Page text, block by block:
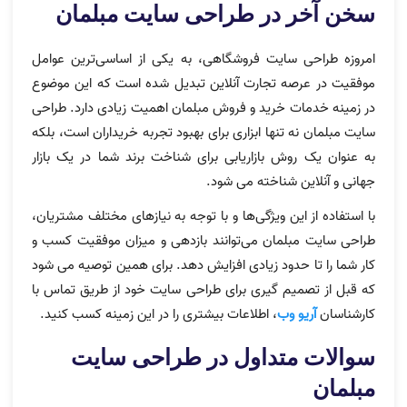
سخن آخر در طراحی سایت مبلمان
امروزه طراحی سایت فروشگاهی، به یکی از اساسی‌ترین عوامل
موفقیت در عرصه تجارت آنلاین تبدیل شده است که این موضوع
در زمینه خدمات خرید و فروش مبلمان اهمیت زیادی دارد. طراحی
سایت مبلمان نه تنها ابزاری برای بهبود تجربه خریداران است، بلکه
به عنوان یک روش بازاریابی برای شناخت برند شما در یک بازار
جهانی و آنلاین شناخته می شود.
با استفاده از این ویژگی‌ها و با توجه به نیازهای مختلف مشتریان،
طراحی سایت مبلمان می‌توانند بازدهی و میزان موفقیت کسب و
کار شما را تا حدود زیادی افزایش دهد. برای همین توصیه می شود
که قبل از تصمیم گیری برای طراحی سایت خود از طریق تماس با
کارشناسانآریو وب، اطلاعات بیشتری را در این زمینه کسب کنید.
سوالات متداول در طراحی سایت
مبلمان